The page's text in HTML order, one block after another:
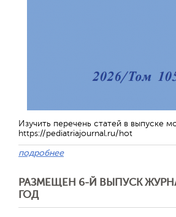
Изучить перечень статей в выпуске
https://pediatriajournal.ru/hot
подробнее
РАЗМЕЩЕН 6-Й ВЫПУСК
ГОД